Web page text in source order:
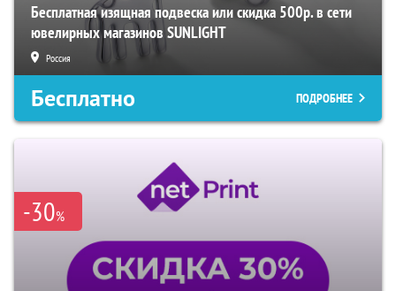
Бесплатная изящная подвеска или скидка 500р. в сети
ювелирных магазинов SUNLIGHT
Россия
Бесплатно ПОДРОБНЕЕ
-30%